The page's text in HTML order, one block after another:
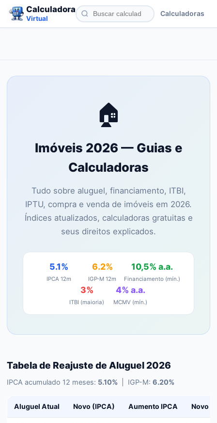
Calculadora
Virtual
Calculadoras
🏠
Imóveis 2026 — Guias e
Calculadoras
Tudo sobre aluguel, financiamento, ITBI,
IPTU, compra e venda de imóveis em 2026.
Índices atualizados, calculadoras gratuitas e
seus direitos explicados.
5.1%
IPCA 12m
6.2%
IGP-M 12m
10,5% a.a.
Financiamento (mín.)
3%
ITBI (maioria)
4% a.a.
MCMV (mín.)
Tabela de Reajuste de Aluguel 2026
IPCA acumulado 12 meses: 5.10% | IGP-M: 6.20%
Aluguel Atual Novo (IPCA) Aumento IPCA Novo